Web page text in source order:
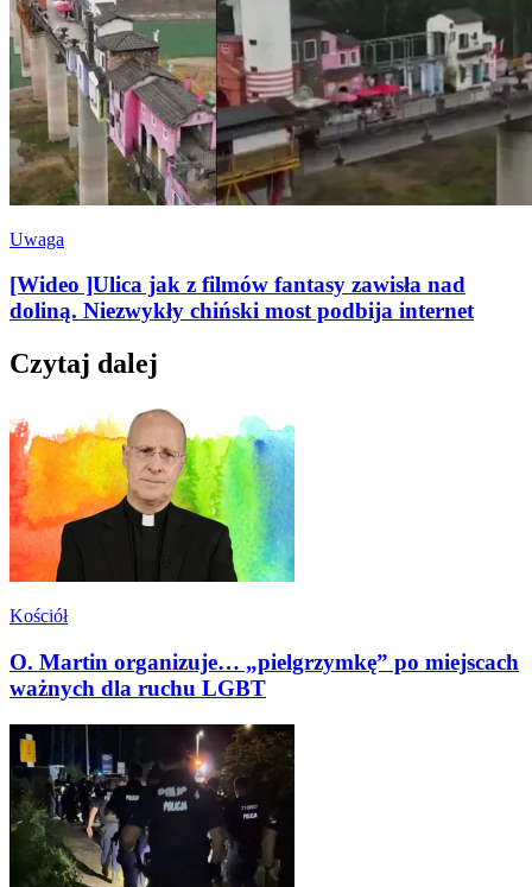
Uwaga
[Wideo ]Ulica jak z filmów fantasy zawisła nad
doliną. Niezwykły chiński most podbija internet
Czytaj dalej
Kościół
O. Martin organizuje… „pielgrzymkę” po miejscach
ważnych dla ruchu LGBT